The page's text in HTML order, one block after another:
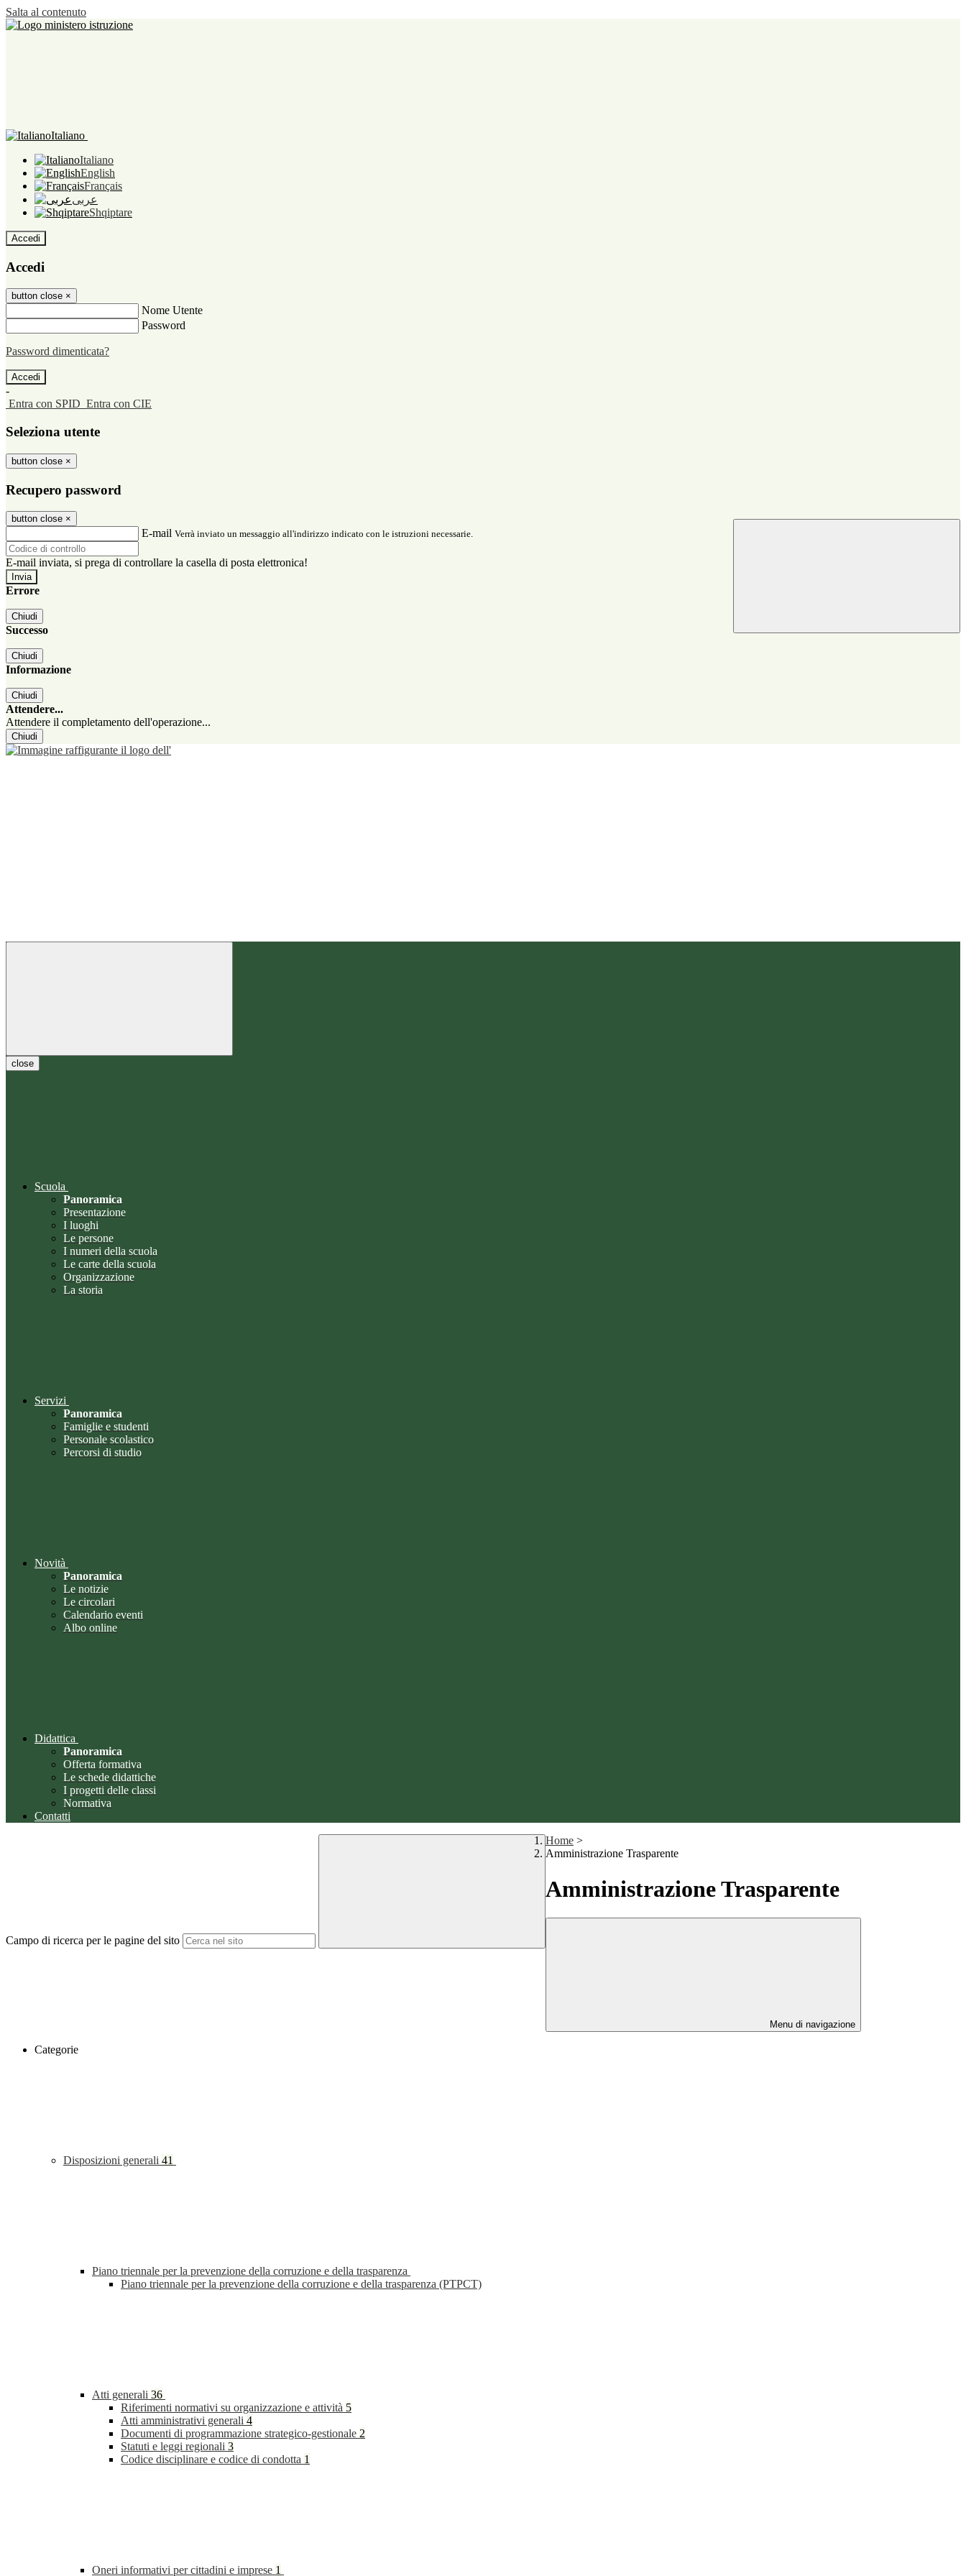
Salta al contenuto
Italiano
Italiano
English
Français
عربى
Shqiptare
Accedi
Accedi
button close ×
Nome Utente
Password
Password dimenticata?
-
Entra con SPID Entra con CIE
Seleziona utente
button close ×
Recupero password
button close ×
E-mail Verrà inviato un messaggio all'indirizzo indicato con le istruzioni necessarie.
E-mail inviata, si prega di controllare la casella di posta elettronica!
Errore
Chiudi
Successo
Chiudi
Informazione
Chiudi
Attendere...
Attendere il completamento dell'operazione...
Chiudi
close
Scuola
Panoramica
Presentazione
I luoghi
Le persone
I numeri della scuola
Le carte della scuola
Organizzazione
La storia
Servizi
Panoramica
Famiglie e studenti
Personale scolastico
Percorsi di studio
Novità
Panoramica
Le notizie
Le circolari
Calendario eventi
Albo online
Didattica
Panoramica
Offerta formativa
Le schede didattiche
I progetti delle classi
Normativa
Contatti
Campo di ricerca per le pagine del sito
Home >
Amministrazione Trasparente
Amministrazione Trasparente
Menu di navigazione
Categorie
Disposizioni generali 41
Piano triennale per la prevenzione della corruzione e della trasparenza
Piano triennale per la prevenzione della corruzione e della trasparenza (PTPCT)
Atti generali 36
Riferimenti normativi su organizzazione e attività 5
Atti amministrativi generali 4
Documenti di programmazione strategico-gestionale 2
Statuti e leggi regionali 3
Codice disciplinare e codice di condotta 1
Oneri informativi per cittadini e imprese 1